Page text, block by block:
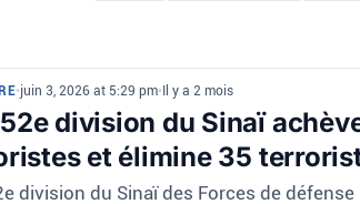
•juin 3, 2026 at 5:29 pm•Il y a 2 mois
division du Sinaï
et élimine 35
division du Sinaï des Forces de